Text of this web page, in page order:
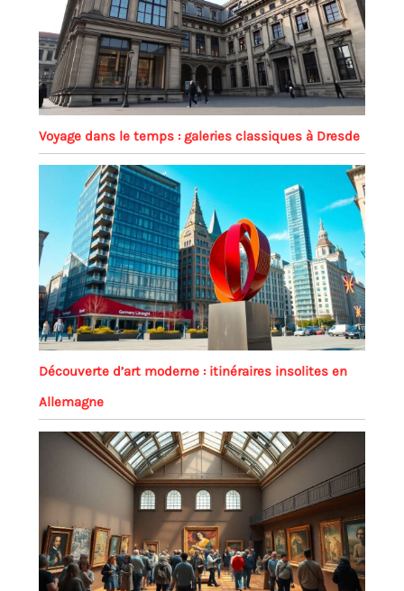
Voyage dans le temps : galeries classiques à Dresde
Découverte d’art moderne : itinéraires insolites en
Allemagne